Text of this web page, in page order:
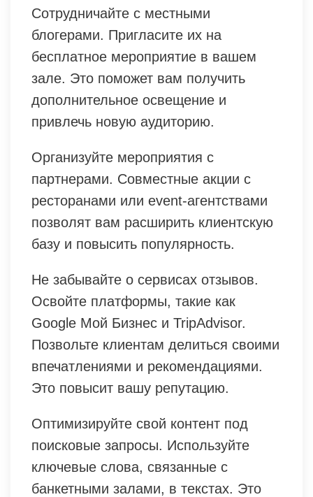
Сотрудничайте с местными
блогерами. Пригласите их на
бесплатное мероприятие в вашем
зале. Это поможет вам получить
дополнительное освещение и
привлечь новую аудиторию.
Организуйте мероприятия с
партнерами. Совместные акции с
ресторанами или event-агентствами
позволят вам расширить клиентскую
базу и повысить популярность.
Не забывайте о сервисах отзывов.
Освойте платформы, такие как
Google Мой Бизнес и TripAdvisor.
Позвольте клиентам делиться своими
впечатлениями и рекомендациями.
Это повысит вашу репутацию.
Оптимизируйте свой контент под
поисковые запросы. Используйте
ключевые слова, связанные с
банкетными залами, в текстах. Это